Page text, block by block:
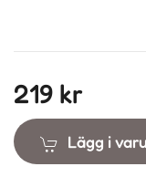
219 kr
Lägg i